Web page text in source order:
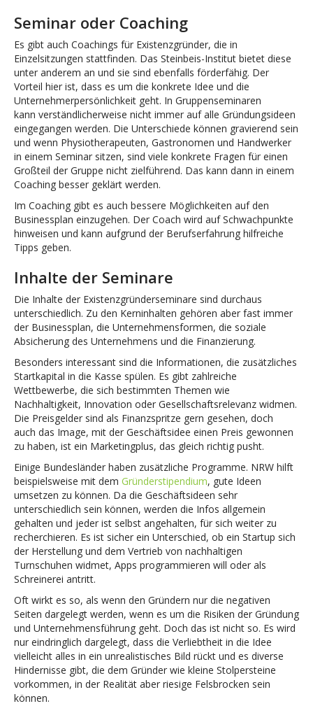
Seminar oder Coaching
Es gibt auch Coachings für Existenzgründer, die in
Einzelsitzungen stattfinden. Das Steinbeis-Institut bietet diese
unter anderem an und sie sind ebenfalls förderfähig. Der
Vorteil hier ist, dass es um die konkrete Idee und die
Unternehmerpersönlichkeit geht. In Gruppenseminaren
kann verständlicherweise nicht immer auf alle Gründungsideen
eingegangen werden. Die Unterschiede können gravierend sein
und wenn Physiotherapeuten, Gastronomen und Handwerker
in einem Seminar sitzen, sind viele konkrete Fragen für einen
Großteil der Gruppe nicht zielführend. Das kann dann in einem
Coaching besser geklärt werden.
Im Coaching gibt es auch bessere Möglichkeiten auf den
Businessplan einzugehen. Der Coach wird auf Schwachpunkte
hinweisen und kann aufgrund der Berufserfahrung hilfreiche
Tipps geben.
Inhalte der Seminare
Die Inhalte der Existenzgründerseminare sind durchaus
unterschiedlich. Zu den Kerninhalten gehören aber fast immer
der Businessplan, die Unternehmensformen, die soziale
Absicherung des Unternehmens und die Finanzierung.
Besonders interessant sind die Informationen, die zusätzliches
Startkapital in die Kasse spülen. Es gibt zahlreiche
Wettbewerbe, die sich bestimmten Themen wie
Nachhaltigkeit, Innovation oder Gesellschaftsrelevanz widmen.
Die Preisgelder sind als Finanzspritze gern gesehen, doch
auch das Image, mit der Geschäftsidee einen Preis gewonnen
zu haben, ist ein Marketingplus, das gleich richtig pusht.
Einige Bundesländer haben zusätzliche Programme. NRW hilft
beispielsweise mit dem Gründerstipendium, gute Ideen
umsetzen zu können. Da die Geschäftsideen sehr
unterschiedlich sein können, werden die Infos allgemein
gehalten und jeder ist selbst angehalten, für sich weiter zu
recherchieren. Es ist sicher ein Unterschied, ob ein Startup sich
der Herstellung und dem Vertrieb von nachhaltigen
Turnschuhen widmet, Apps programmieren will oder als
Schreinerei antritt.
Oft wirkt es so, als wenn den Gründern nur die negativen
Seiten dargelegt werden, wenn es um die Risiken der Gründung
und Unternehmensführung geht. Doch das ist nicht so. Es wird
nur eindringlich dargelegt, dass die Verliebtheit in die Idee
vielleicht alles in ein unrealistisches Bild rückt und es diverse
Hindernisse gibt, die dem Gründer wie kleine Stolpersteine
vorkommen, in der Realität aber riesige Felsbrocken sein
können.